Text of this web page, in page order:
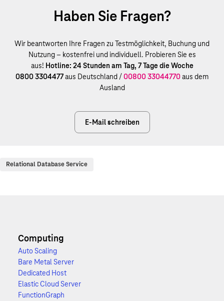
Haben Sie Fragen?
Wir beantworten Ihre Fragen zu Testmöglichkeit, Buchung und
Nutzung – kostenfrei und individuell. Probieren Sie es
aus! Hotline: 24 Stunden am Tag, 7 Tage die Woche
0800 3304477aus Deutschland /00800 33044770aus dem
Ausland
E-Mail schreiben
Relational Database Service
Computing
Auto Scaling
Bare Metal Server
Dedicated Host
Elastic Cloud Server
FunctionGraph